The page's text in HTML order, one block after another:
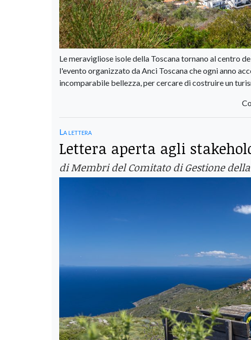
Le meravigliose isole della Toscana tornano al centro
l'evento organizzato da Anci Toscana che ogni anno
incomparabile bellezza, per cercare di costruire un
La lettera
Lettera aperta agli
di Membri del Comitato di Gestione della